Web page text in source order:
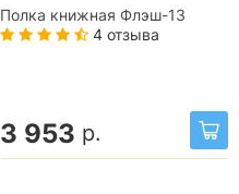
Полка книжная Флэш-13
4 отзыва
3 953 р.